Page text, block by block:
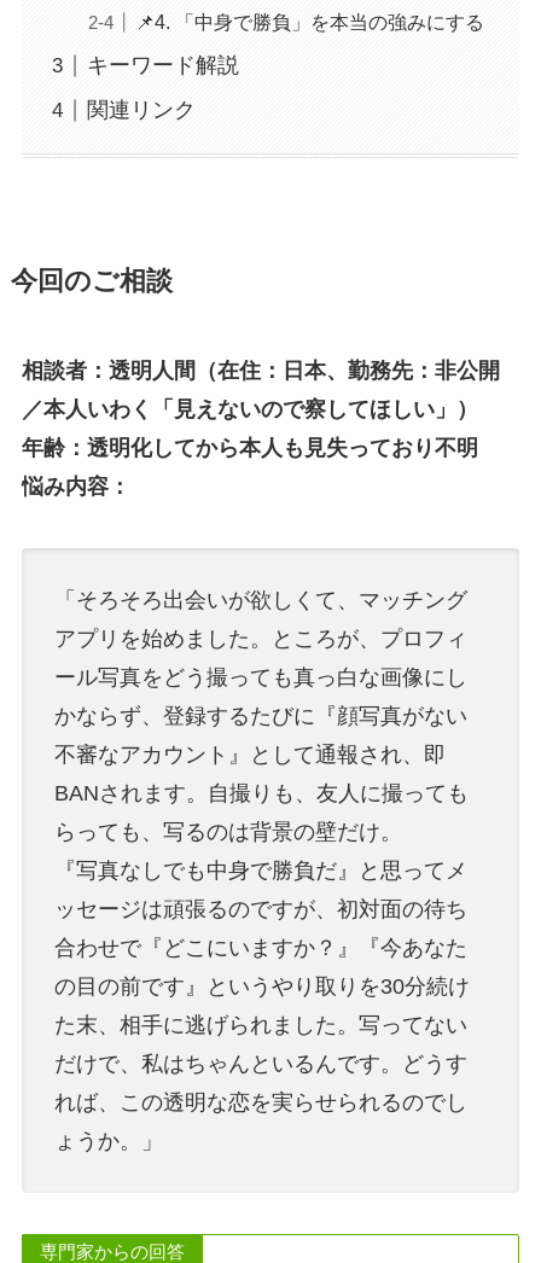
📌4. 「中身で勝負」を本当の強みにする
キーワード解説
関連リンク
今回のご相談
相談者：透明人間（在住：日本、勤務先：非公開
／本人いわく「見えないので察してほしい」）
年齢：透明化してから本人も見失っており不明
悩み内容：
「そろそろ出会いが欲しくて、マッチング
アプリを始めました。ところが、プロフィ
ール写真をどう撮っても真っ白な画像にし
かならず、登録するたびに『顔写真がない
不審なアカウント』として通報され、即
BANされます。自撮りも、友人に撮っても
らっても、写るのは背景の壁だけ。
『写真なしでも中身で勝負だ』と思ってメ
ッセージは頑張るのですが、初対面の待ち
合わせで『どこにいますか？』『今あなた
の目の前です』というやり取りを30分続け
た末、相手に逃げられました。写ってない
だけで、私はちゃんといるんです。どうす
れば、この透明な恋を実らせられるのでし
ょうか。」
専門家からの回答